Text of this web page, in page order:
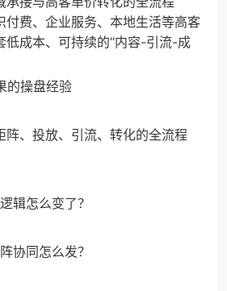
付费、企业服务、本地生活等高客
低成本、可持续的“内容-引流-成
的操盘经验
阵、投放、引流、转化的全流程
辑怎么变了？
协同怎么发？